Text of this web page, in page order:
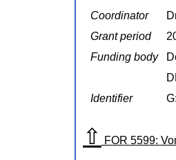
Coordinator
Grant period
Funding body
Identifier
⇧ FOR 5599: